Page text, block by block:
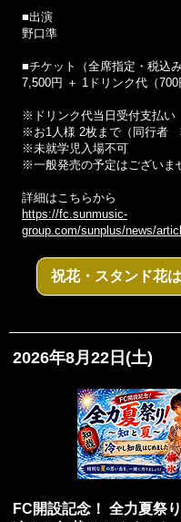
■出演
野口準
■チケット（全席指定・税込み
7,500円 ＋ 1ドリンク代（700
※ドリンク代当日受付支払い
※お1人様 2枚まで（同行者
※未就学児入場不可
※一般発売の予定はございま
詳細はこちらから
https://fc.sunmusic-
group.com/sunplus/news/
祝花・スタンド花
2026年8月22日(土)
FC開設記念！ 全力夏祭